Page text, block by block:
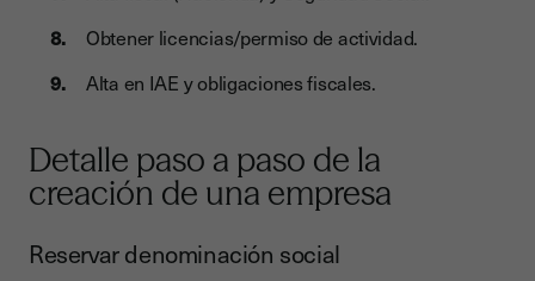
Obtener licencias/permiso de actividad.
Alta en IAE y obligaciones fiscales.
Detalle paso a paso de la
creación de una empresa
Reservar denominación social